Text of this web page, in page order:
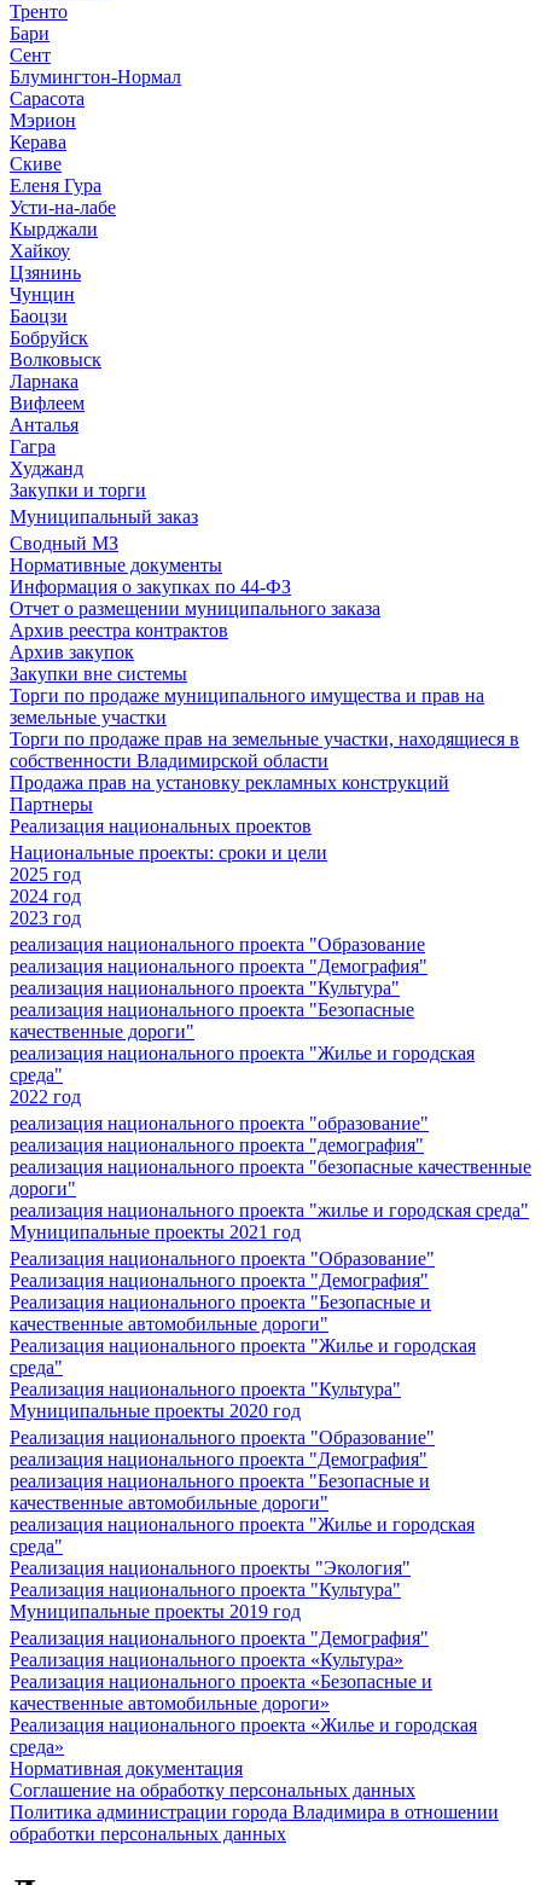
Тренто
Бари
Сент
Блумингтон-Нормал
Сарасота
Мэрион
Керава
Скиве
Еленя Гура
Усти-на-лабе
Кырджали
Хайкоу
Цзянинь
Чунцин
Баоцзи
Бобруйск
Волковыск
Ларнака
Вифлеем
Анталья
Гагра
Худжанд
Закупки и торги
Муниципальный заказ
Сводный МЗ
Нормативные документы
Информация о закупках по 44-ФЗ
Отчет о размещении муниципального заказа
Архив реестра контрактов
Архив закупок
Закупки вне системы
Торги по продаже муниципального имущества и прав на
земельные участки
Торги по продаже прав на земельные участки, находящиеся в
собственности Владимирской области
Продажа прав на установку рекламных конструкций
Партнеры
Реализация национальных проектов
Национальные проекты: сроки и цели
2025 год
2024 год
2023 год
реализация национального проекта "Образование
реализация национального проекта "Демография"
реализация национального проекта "Культура"
реализация национального проекта "Безопасные
качественные дороги"
реализация национального проекта "Жилье и городская
среда"
2022 год
реализация национального проекта "образование"
реализация национального проекта "демография"
реализация национального проекта "безопасные качественные
дороги"
реализация национального проекта "жилье и городская среда"
Муниципальные проекты 2021 год
Реализация национального проекта "Образование"
Реализация национального проекта "Демография"
Реализация национального проекта "Безопасные и
качественные автомобильные дороги"
Реализация национального проекта "Жилье и городская
среда"
Реализация национального проекта "Культура"
Муниципальные проекты 2020 год
Реализация национального проекта "Образование"
реализация национального проекта "Демография"
реализация национального проекта "Безопасные и
качественные автомобильные дороги"
реализация национального проекта "Жилье и городская
среда"
Реализация национального проекты "Экология"
Реализация национального проекта "Культура"
Муниципальные проекты 2019 год
Реализация национального проекта "Демография"
Реализация национального проекта «Культура»
Реализация национального проекта «Безопасные и
качественные автомобильные дороги»
Реализация национального проекта «Жилье и городская
среда»
Нормативная документация
Соглашение на обработку персональных данных
Политика администрации города Владимира в отношении
обработки персональных данных